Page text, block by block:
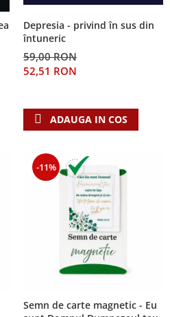
Depresia - privind în sus din
întuneric
59,00 RON
52,51 RON
ADAUGA IN COS
-11%
Semn de carte magnetic - Eu